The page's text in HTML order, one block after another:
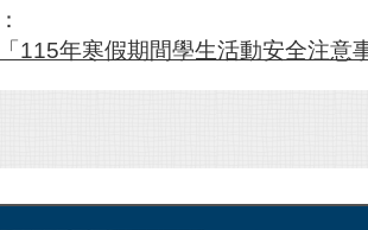
115年寒假期間學生活動安全注意